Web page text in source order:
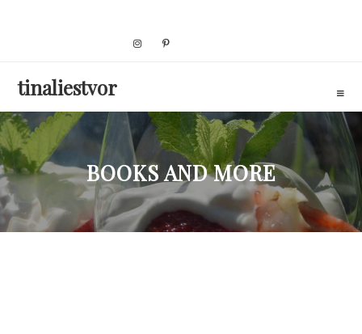
tinaliestvor
BOOKS AND MORE